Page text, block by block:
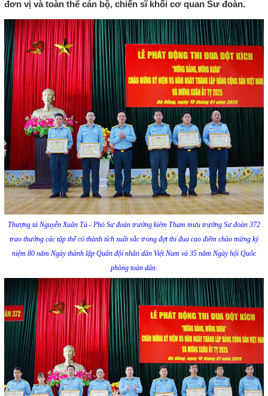
đơn vị và toàn thể cán bộ, chiến sĩ khối cơ quan Sư đoàn.
Thượng tá Nguyễn Xuân Tú - Phó Sư đoàn trưởng kiêm Tham mưu trưởng Sư đoàn 372
trao thưởng các tập thể có thành tích xuất sắc trong đợt thi đua cao điểm chào mừng kỷ
niệm 80 năm Ngày thành lập Quân đội nhân dân Việt Nam và 35 năm Ngày hội Quốc
phòng toàn dân.